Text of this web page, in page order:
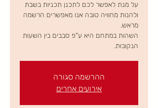
על מנת לאפשר לכם לתכנן תכניות בשבת
ולהנות מחוויה טובה אנו מאפשרים הרשמה
השהות במתחם היא ע"פ סבבים בין השעות
הנקובות.
ההרשמה סגורה
אירועים אחרים